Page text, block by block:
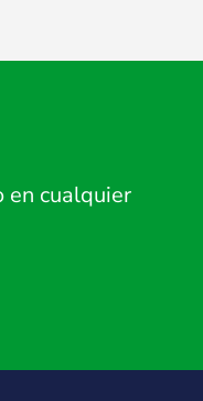
en cualquier